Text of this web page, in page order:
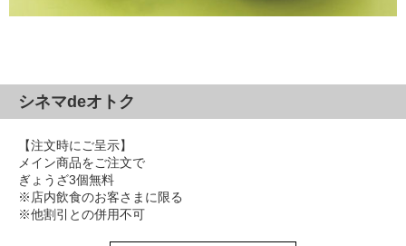
シネマdeオトク
【注文時にご呈示】
メイン商品をご注文で
ぎょうざ3個無料
※店内飲食のお客さまに限る
※他割引との併用不可